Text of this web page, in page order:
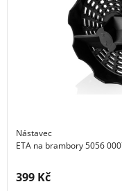
Nástavec
ETA na brambory 5056
Cena s DPH:
399 Kč